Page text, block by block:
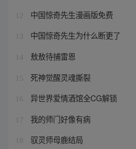
12 中国惊奇先生漫画版免费
13 中国惊奇先生为什么断更了
14 敖敖待捕雷恩
15 死神觉醒灵魂撕裂
16 异世界爱情酒馆全CG解锁
17 我的师门好像有病
18 驭灵师母鹿结局